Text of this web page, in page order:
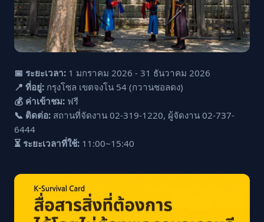
📅 ระยะเวลา: 1 มกราคม 2026 - 31 ธันวาคม 2026
📍 ที่อยู่: กรุงโซล เขตจงโน 54 (กวานชอลดง)
💰 ค่าเข้าชม: ฟรี
📞 ติดต่อ: สถานที่จัดงาน 02-319-1220, ผู้จัดงาน 02-737-
6444
⏳ ระยะเวลาที่ใช้: 11:00~15:40